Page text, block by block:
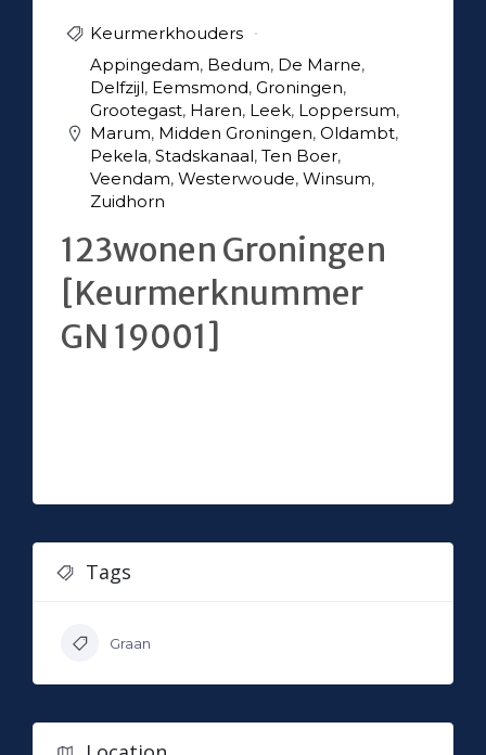
Keurmerkhouders
Appingedam, Bedum, De Marne,
Delfzijl, Eemsmond, Groningen,
Grootegast, Haren, Leek, Loppersum,
Marum, Midden Groningen, Oldambt,
Pekela, Stadskanaal, Ten Boer,
Veendam, Westerwoude, Winsum,
Zuidhorn
123wonen Groningen
[Keurmerknummer
GN 19001]
Tags
Graan